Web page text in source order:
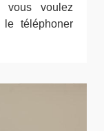
vous voulez
le téléphoner